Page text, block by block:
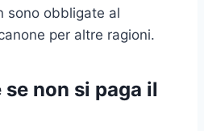
sono obbligate al
per altre ragioni.
non si paga il